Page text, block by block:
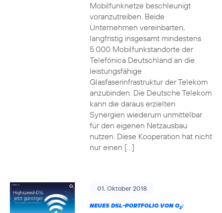
Mobilfunknetze beschleunigt
voranzutreiben. Beide
Unternehmen vereinbarten,
langfristig insgesamt mindestens
5.000 Mobilfunkstandorte der
Telefónica Deutschland an die
leistungsfähige
Glasfaserinfrastruktur der Telekom
anzubinden. Die Deutsche Telekom
kann die daraus erzielten
Synergien wiederum unmittelbar
für den eigenen Netzausbau
nutzen. Diese Kooperation hat nicht
nur einen […]
01. Oktober 2018
NEUES DSL-PORTFOLIO VON O2: